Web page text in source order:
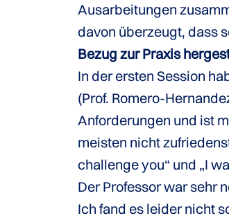
Ausarbeitungen
davon überzeugt, dass
Bezug zur Praxis
In der ersten Session
(Prof. Romero-
Anforderungen und ist
meisten nicht
challenge you“ und „I
Der Professor war sehr
Ich fand es leider nicht